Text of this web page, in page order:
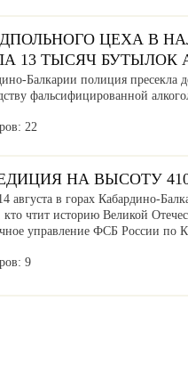
ЦЕХА В
13 ТЫСЯЧ БУТЫЛОК
Балкарии полиция пресекла
фальсифицированной
22
НА ВЫСОТУ
августа в горах Кабардино-
кто чтит историю Великой
управление ФСБ России по
9